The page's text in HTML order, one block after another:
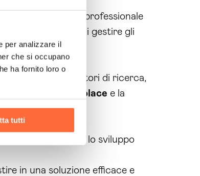
per analizzare il
che si occupano
ha fornito loro o
tutti
di assistenza professionale
a noi il compito di gestire gli
risultati dei motori di ricerca,
per il
marketplace e la
personalizzato per lo sviluppo
in una soluzione efficace e